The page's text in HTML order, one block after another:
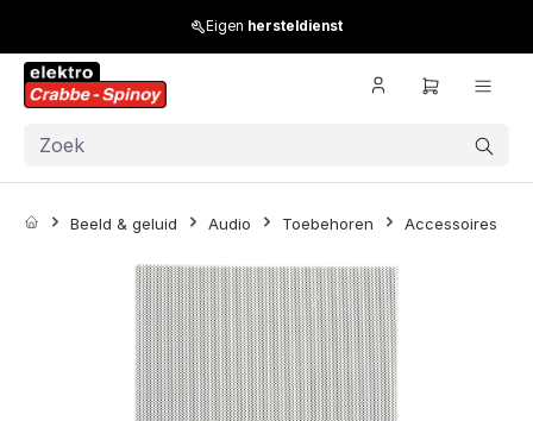
Eigen hersteldienst
Beeld & geluid Audio Toebehoren Accessoires
Skip image gallery